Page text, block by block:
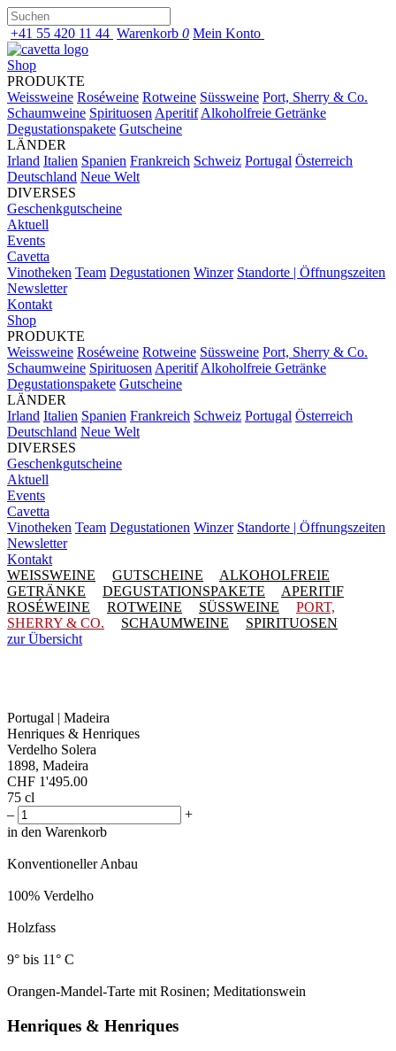
+41 55 420 11 44 Warenkorb 0 Mein Konto
Shop
PRODUKTE
Weissweine Roséweine Rotweine Süssweine Port, Sherry & Co.
Schaumweine Spirituosen Aperitif Alkoholfreie Getränke
Degustationspakete Gutscheine
LÄNDER
Irland Italien Spanien Frankreich Schweiz Portugal Österreich
Deutschland Neue Welt
DIVERSES
Geschenkgutscheine
Aktuell
Events
Cavetta
Vinotheken Team Degustationen Winzer Standorte | Öffnungszeiten
Newsletter
Kontakt
Shop
PRODUKTE
Weissweine Roséweine Rotweine Süssweine Port, Sherry & Co.
Schaumweine Spirituosen Aperitif Alkoholfreie Getränke
Degustationspakete Gutscheine
LÄNDER
Irland Italien Spanien Frankreich Schweiz Portugal Österreich
Deutschland Neue Welt
DIVERSES
Geschenkgutscheine
Aktuell
Events
Cavetta
Vinotheken Team Degustationen Winzer Standorte | Öffnungszeiten
Newsletter
Kontakt
WEISSWEINE
GUTSCHEINE
ALKOHOLFREIE
GETRÄNKE
DEGUSTATIONSPAKETE
APERITIF
ROSÉWEINE
ROTWEINE SÜSSWEINE
PORT,
SHERRY & CO.
SCHAUMWEINE
SPIRITUOSEN
zur Übersicht
Portugal | Madeira
Henriques & Henriques
Verdelho Solera
1898, Madeira
CHF 1'495.00
75 cl
–
+
in den Warenkorb
Konventioneller Anbau
100% Verdelho
Holzfass
9° bis 11° C
Orangen-Mandel-Tarte mit Rosinen; Meditationswein
Henriques & Henriques